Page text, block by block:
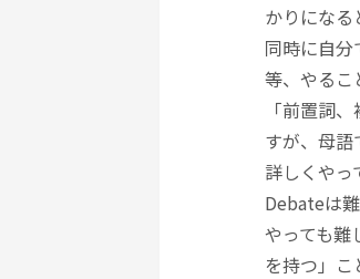
かりになる
同時に自
等、やるこ
「前置詞
すが、母
詳しくやっ
Debateは
やっても難
を持つ」こ